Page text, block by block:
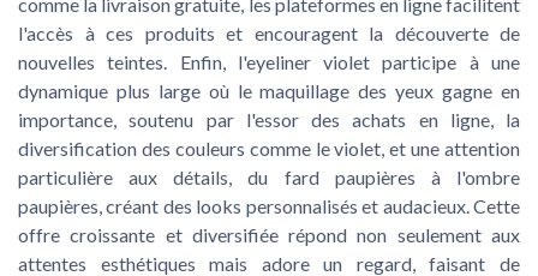
l'accès à ces produits et encouragent la découverte de
nouvelles teintes. Enfin, l'eyeliner violet participe à une
dynamique plus large où le maquillage des yeux gagne en
importance, soutenu par l'essor des achats en ligne, la
diversification des couleurs comme le violet, et une attention
particulière aux détails, du fard paupières à l'ombre
paupières, créant des looks personnalisés et audacieux. Cette
offre croissante et diversifiée répond non seulement aux
attentes esthétiques mais adore un regard, faisant de